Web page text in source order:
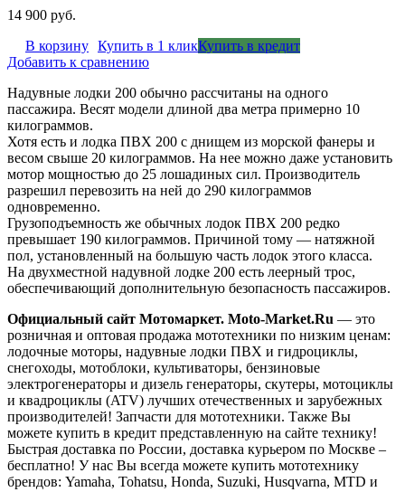
14 900 руб.
В корзину Купить в 1 кликКупить в кредит
Добавить к сравнению
Надувные лодки 200 обычно рассчитаны на одного
пассажира. Весят модели длиной два метра примерно 10
килограммов.
Хотя есть и лодка ПВХ 200 с днищем из морской фанеры и
весом свыше 20 килограммов. На нее можно даже установить
мотор мощностью до 25 лошадиных сил. Производитель
разрешил перевозить на ней до 290 килограммов
одновременно.
Грузоподъемность же обычных лодок ПВХ 200 редко
превышает 190 килограммов. Причиной тому — натяжной
пол, установленный на большую часть лодок этого класса.
На двухместной надувной лодке 200 есть леерный трос,
обеспечивающий дополнительную безопасность пассажиров.
Официальный сайт Мотомаркет. Moto-Market.Ru — это
розничная и оптовая продажа мототехники по низким ценам:
лодочные моторы, надувные лодки ПВХ и гидроциклы,
снегоходы, мотоблоки, культиваторы, бензиновые
электрогенераторы и дизель генераторы, скутеры, мотоциклы
и квадроциклы (ATV) лучших отечественных и зарубежных
производителей! Запчасти для мототехники. Также Вы
можете купить в кредит представленную на сайте технику!
Быстрая доставка по России, доставка курьером по Москве –
бесплатно! У нас Вы всегда можете купить мототехнику
брендов: Yamaha, Tohatsu, Honda, Suzuki, Husqvarna, MTD и